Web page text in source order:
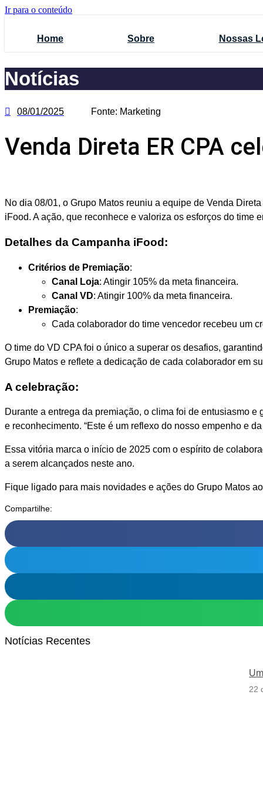
Ir para o conteúdo
Home Sobre Nossas
Notícias
08/01/2025 Fonte: Marketing
Venda Direta ER CPA
No dia 08/01, o Grupo Matos reuniu a equipe de Venda
iFood. A ação, que reconhece e valoriza os esforços do time
Detalhes da Campanha iFood:
Critérios de Premiação:
Canal Loja: Atingir 105% da meta financeira.
Canal VD: Atingir 100% da meta financeira.
Premiação:
Cada colaborador do time vencedor recebeu um
O time do VD CPA foi o único a superar os desafios,
Grupo Matos e reflete a dedicação de cada colaborador em
A celebração:
Durante a entrega da premiação, o clima foi de entusiasmo
e reconhecimento. “Este é um reflexo do nosso empenho e
Essa vitória marca o início de 2025 com o espírito de
a serem alcançados neste ano.
Fique ligado para mais novidades e ações do Grupo Matos
Compartilhe:
Notícias Recentes
22